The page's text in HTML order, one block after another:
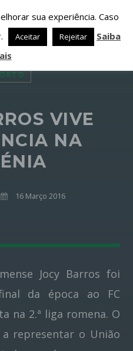
WEBSITE:
PÁGINA EM:
VIVE
NA
16 Março 2016
Jocy Barros foi
da época ao FC
na 2.ª liga romena. O
representar o União
sua experiência. Caso
Aceitar Rejeitar
Saiba